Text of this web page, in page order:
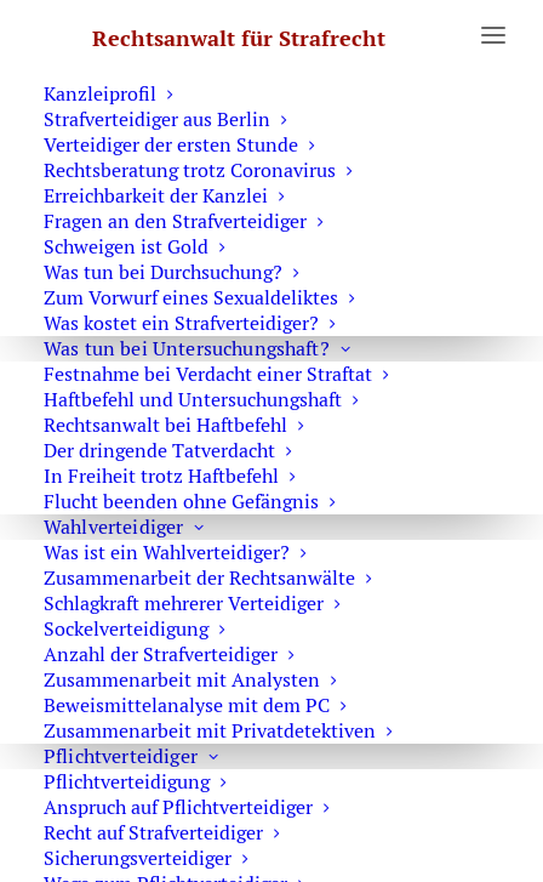
Rechtsanwalt für Strafrecht
Was Sie wissen sollten
Kanzleiprofil
Strafverteidiger aus Berlin
Verteidiger der ersten Stunde
Rechtsberatung trotz Coronavirus
Erreichbarkeit der Kanzlei
Fragen an den Strafverteidiger
Schweigen ist Gold
Was tun bei Durchsuchung?
Zum Vorwurf eines Sexualdeliktes
Was kostet ein Strafverteidiger?
Was tun bei Untersuchungshaft?
Festnahme bei Verdacht einer Straftat
Haftbefehl und Untersuchungshaft
Rechtsanwalt bei Haftbefehl
Der dringende Tatverdacht
In Freiheit trotz Haftbefehl
Flucht beenden ohne Gefängnis
Wahlverteidiger
Was ist ein Wahlverteidiger?
Zusammenarbeit der Rechtsanwälte
Schlagkraft mehrerer Verteidiger
Sockelverteidigung
Anzahl der Strafverteidiger
Zusammenarbeit mit Analysten
Beweismittelanalyse mit dem PC
Zusammenarbeit mit Privatdetektiven
Pflichtverteidiger
Pflichtverteidigung
Anspruch auf Pflichtverteidiger
Recht auf Strafverteidiger
Sicherungsverteidiger
Der Schrecken und die
Bundeskanzlerin an Neujahr
Die Bundeskanzlerin und mein Schrecken
Die Neujahrsansprache der Kanzlerin enthält vielleicht
Teile, die von fehlender Kompetenz getragen sind und bei
nur oberflächlicher Betrachtung wenig Beachtung
verdienen könnten. In einem aber hat sie voll in’s
Schwarze getroffen:
In ihrer Rede ließ sie fallen, dass die Kinder in der DDR in
Furcht aufwachsen mussten. Und das stimmt:
Ich war nach den Jahren in der Diktatur zur Wende 1990
so verängstigt, dass ich stotterte, einnäßte und am
ganzen Körper zitterte, wenn ich in Lumpen gehüllt im
Winter Abend für Abend mit meinen Eltern schweigend
in der asbestverseuchten Hütte ohne Öfen in der kalten
Küche am Küchentisch essen und mit ihnen wie jeden
Tag meine lauwarme Kohlsuppe vom Plastikteller
schlürfen musste.
Dass mich meine Kanzlerin mit einem solchen